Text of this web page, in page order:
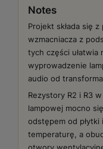
Notes
Projekt składa się z
wzmacniacza z
tych części ułatwia
wyprowadzenie
audio od
Rezystory R2 i R3 w
lampowej mocno
odstępem od
temperaturę, a